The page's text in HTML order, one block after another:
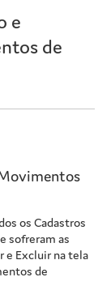
e
de
os Cadastros
sofreram as
e Excluir na tela
de